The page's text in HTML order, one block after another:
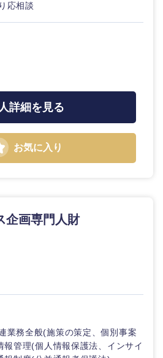
応相談
詳細を見る
お気に入り
企画専門人財
業務全般(施策の策定、個別事案
管理(個人情報保護法、インサイ